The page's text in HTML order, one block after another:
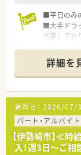
■平日のみ
■大手ドラ
充実してお
＝企業特徴
■利便性と
かりつけ薬
■研修制度
でもスムー
■病院門前
じっくり
も魅力の一
詳細を
更新日： 2026/07/
パート・アルバイト
【伊勢崎市】≪
入！週3日～ご相